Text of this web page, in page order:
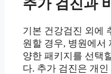
추가 검진과
기본 건강검진 외에
원할 경우, 병원에서
양한 패키지를 선택
다. 추가 검진은 개